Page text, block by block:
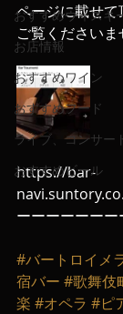
おすすめウィスキ
お店情報
おすすめワイン
おすすめフード
ライブ、コンサー
おすすめビール
ページに載せて
ご覧くださいま
https://bar-
ーーーーーーー
#バートロイメ
宿バー #歌舞伎
楽 #オペラ #ピ